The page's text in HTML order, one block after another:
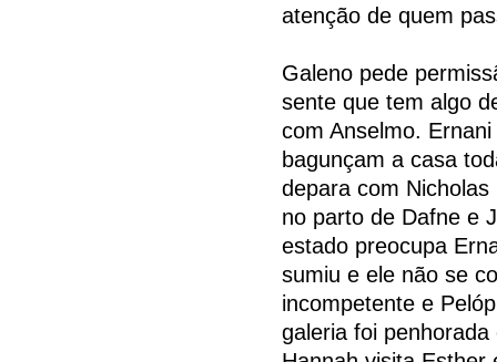
atenção de quem
Galeno pede
sente que tem algo
com Anselmo.
bagunçam a casa
depara com
no parto de Dafne e
estado preocupa
sumiu e ele não se
incompetente e
galeria foi